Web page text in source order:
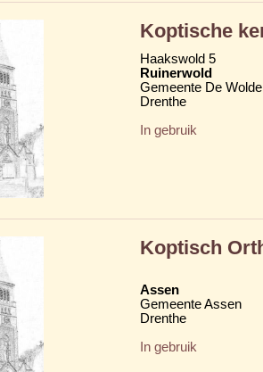
Koptische
Haakswold 5
Ruinerwold
Gemeente De
Drenthe
In gebruik
Koptisch
Assen
Gemeente Assen
Drenthe
In gebruik